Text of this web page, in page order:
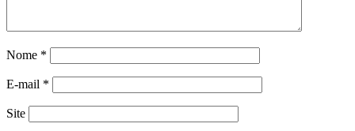
Nome *
E-mail *
Site